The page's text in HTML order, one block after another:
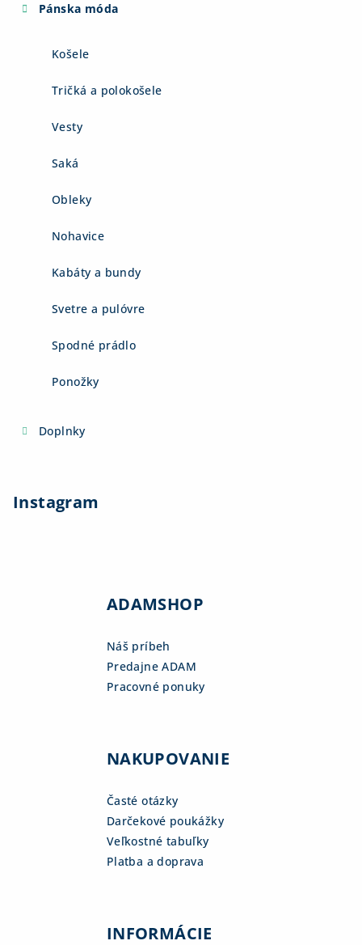
Pánska móda
Košele
Tričká a polokošele
Vesty
Saká
Obleky
Nohavice
Kabáty a bundy
Svetre a pulóvre
Spodné prádlo
Ponožky
Doplnky
Instagram
ADAMSHOP
Náš príbeh
Predajne ADAM
Pracovné ponuky
NAKUPOVANIE
Časté otázky
Darčekové poukážky
Veľkostné tabuľky
Platba a doprava
INFORMÁCIE